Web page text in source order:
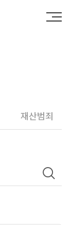
재산범죄